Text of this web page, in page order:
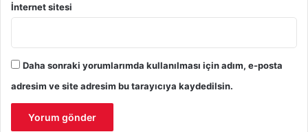
İnternet sitesi
Daha sonraki yorumlarımda kullanılması için adım, e-posta
adresim ve site adresim bu tarayıcıya kaydedilsin.